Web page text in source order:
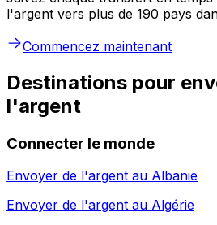
l'argent vers plus de 190 pays
Commencez maintenant
Destinations pour
l'argent
Connecter le monde
Envoyer de l'argent au Albanie
Envoyer de l'argent au Algérie